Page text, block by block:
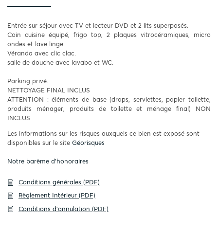
Entrée sur séjour avec TV et lecteur DVD et 2 lits superposés.
Coin cuisine équipé, frigo top, 2 plaques vitrocéramiques, micro
ondes et lave linge.
Véranda avec clic clac.
salle de douche avec lavabo et WC.
Parking privé.
NETTOYAGE FINAL INCLUS
ATTENTION : éléments de base (draps, serviettes, papier toilette,
produits ménager, produits de toilette et ménage final) NON
INCLUS
Les informations sur les risques auxquels ce bien est exposé sont
disponibles sur le site Géorisques
Notre barème d'honoraires
Conditions générales (PDF)
Règlement Intérieur (PDF)
Conditions d'annulation (PDF)